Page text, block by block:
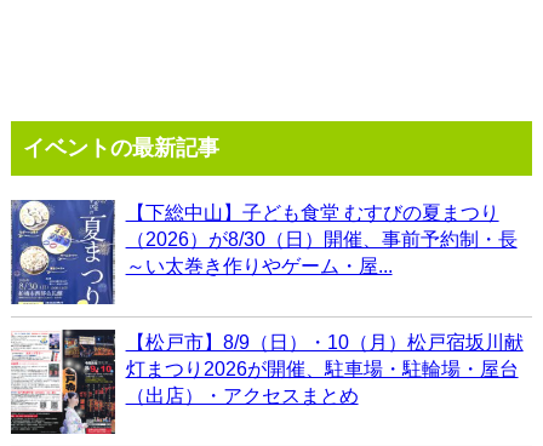
イベントの最新記事
【下総中山】子ども食堂 むすびの夏まつり
（2026）が8/30（日）開催、事前予約制・長
～い太巻き作りやゲーム・屋...
【松戸市】8/9（日）・10（月）松戸宿坂川献
灯まつり2026が開催、駐車場・駐輪場・屋台
（出店）・アクセスまとめ